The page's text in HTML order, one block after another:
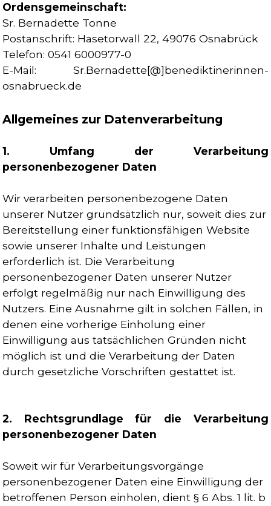
Ordensgemeinschaft:
Sr. Bernadette Tonne
Postanschrift: Hasetorwall 22, 49076 Osnabrück
Telefon: 0541 6000977-0
E-Mail: Sr.Bernadette[@]benediktinerinnen-
osnabrueck.de
Allgemeines zur Datenverarbeitung
1. Umfang der Verarbeitung
personenbezogener Daten
Wir verarbeiten personenbezogene Daten
unserer Nutzer grundsätzlich nur, soweit dies zur
Bereitstellung einer funktionsfähigen Website
sowie unserer Inhalte und Leistungen
erforderlich ist. Die Verarbeitung
personenbezogener Daten unserer Nutzer
erfolgt regelmäßig nur nach Einwilligung des
Nutzers. Eine Ausnahme gilt in solchen Fällen, in
denen eine vorherige Einholung einer
Einwilligung aus tatsächlichen Gründen nicht
möglich ist und die Verarbeitung der Daten
durch gesetzliche Vorschriften gestattet ist.
2. Rechtsgrundlage für die Verarbeitung
personenbezogener Daten
Soweit wir für Verarbeitungsvorgänge
personenbezogener Daten eine Einwilligung der
betroffenen Person einholen, dient § 6 Abs. 1 lit. b